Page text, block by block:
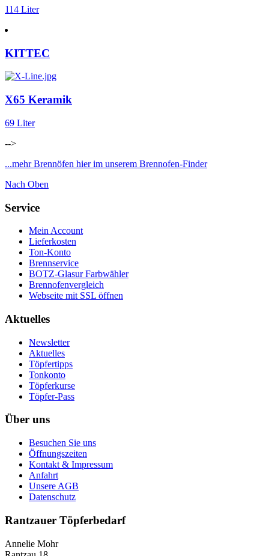
114 Liter
KITTEC
X65 Keramik
69 Liter
-->
...mehr Brennöfen hier im unserem Brennofen-Finder
Nach Oben
Service
Mein Account
Lieferkosten
Ton-Konto
Brennservice
BOTZ-Glasur Farbwähler
Brennofenvergleich
Webseite mit SSL öffnen
Aktuelles
Newsletter
Aktuelles
Töpfertipps
Tonkonto
Töpferkurse
Töpfer-Pass
Über uns
Besuchen Sie uns
Öffnungszeiten
Kontakt & Impressum
Anfahrt
Unsere AGB
Datenschutz
Rantzauer Töpferbedarf
Annelie Mohr